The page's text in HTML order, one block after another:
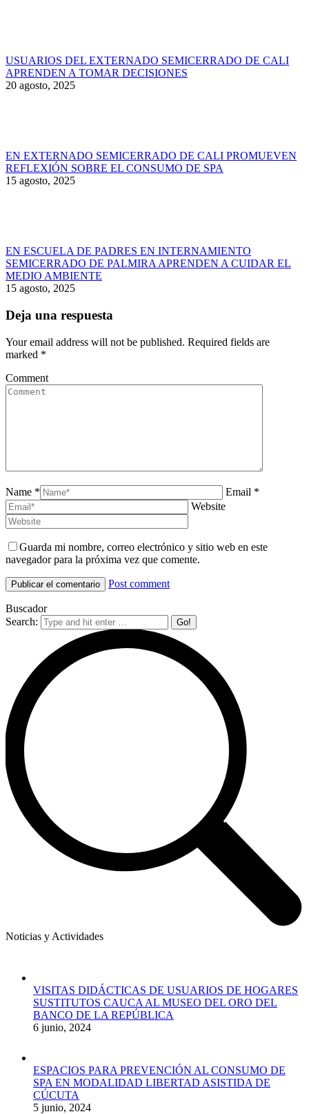
USUARIOS DEL EXTERNADO SEMICERRADO DE CALI
APRENDEN A TOMAR DECISIONES
20 agosto, 2025
EN EXTERNADO SEMICERRADO DE CALI PROMUEVEN
REFLEXIÓN SOBRE EL CONSUMO DE SPA
15 agosto, 2025
EN ESCUELA DE PADRES EN INTERNAMIENTO
SEMICERRADO DE PALMIRA APRENDEN A CUIDAR EL
MEDIO AMBIENTE
15 agosto, 2025
Deja una respuesta
Your email address will not be published. Required fields are
marked *
Comment
Name *
Email *
Website
Guarda mi nombre, correo electrónico y sitio web en este
navegador para la próxima vez que comente.
Post comment
Buscador
Search:
Noticias y Actividades
VISITAS DIDÁCTICAS DE USUARIOS DE HOGARES
SUSTITUTOS CAUCA AL MUSEO DEL ORO DEL
BANCO DE LA REPÚBLICA
6 junio, 2024
ESPACIOS PARA PREVENCIÓN AL CONSUMO DE
SPA EN MODALIDAD LIBERTAD ASISTIDA DE
CÚCUTA
5 junio, 2024